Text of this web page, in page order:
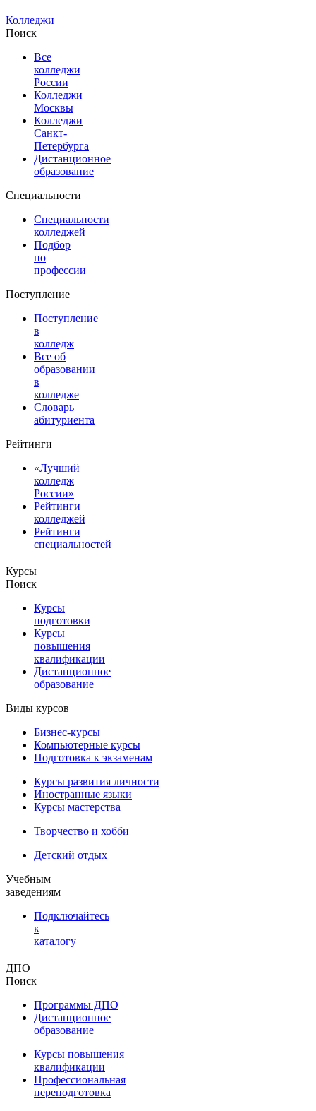
Колледжи
Поиск
Все
колледжи
России
Колледжи
Москвы
Колледжи
Санкт-
Петербурга
Дистанционное
образование
Специальности
Специальности
колледжей
Подбор
по
профессии
Поступление
Поступление
в
колледж
Все об
образовании
в
колледже
Словарь
абитуриента
Рейтинги
«Лучший
колледж
России»
Рейтинги
колледжей
Рейтинги
специальностей
Курсы
Поиск
Курсы
подготовки
Курсы
повышения
квалификации
Дистанционное
образование
Виды курсов
Бизнес-курсы
Компьютерные курсы
Подготовка к экзаменам
Курсы развития личности
Иностранные языки
Курсы мастерства
Творчество и хобби
Детский отдых
Учебным
заведениям
Подключайтесь
к
каталогу
ДПО
Поиск
Программы ДПО
Дистанционное
образование
Курсы повышения
квалификации
Профессиональная
переподготовка